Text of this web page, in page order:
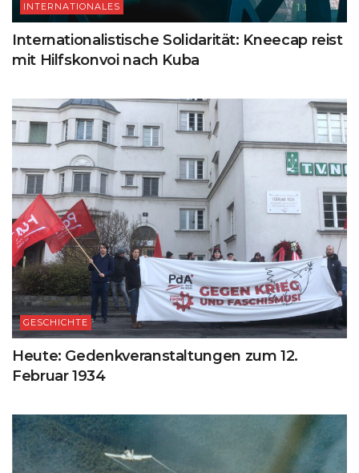
INTERNATIONALES
Internationalistische Solidarität: Kneecap reist
mit Hilfskonvoi nach Kuba
GESCHICHTE
Heute: Gedenkveranstaltungen zum 12.
Februar 1934